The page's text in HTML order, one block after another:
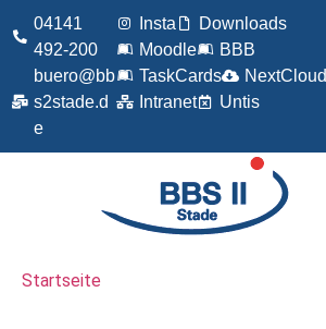
04141
492-200
buero@bb
s2stade.d
e
Insta
Downloads
Moodle
BBB
TaskCards
NextCloud
Intranet
Untis
Startseite